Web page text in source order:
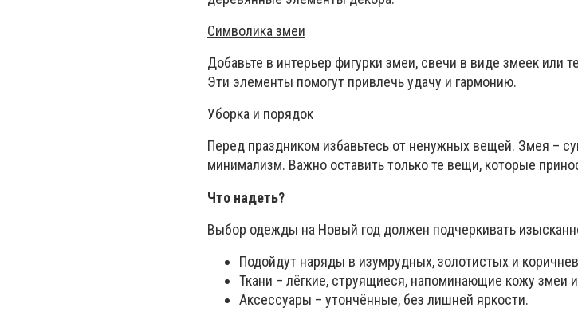
Символика змеи
Добавьте в интерьер фигурки змеи, свечи в виде змеек или
Эти элементы помогут привлечь удачу и гармонию.
Уборка и порядок
Перед праздником избавьтесь от ненужных вещей. Змея –
минимализм. Важно оставить только те вещи, которые
Что надеть?
Выбор одежды на Новый год должен подчеркивать
Подойдут наряды в изумрудных, золотистых и
Ткани – лёгкие, струящиеся, напоминающие кожу змеи
Аксессуары – утончённые, без лишней яркости.